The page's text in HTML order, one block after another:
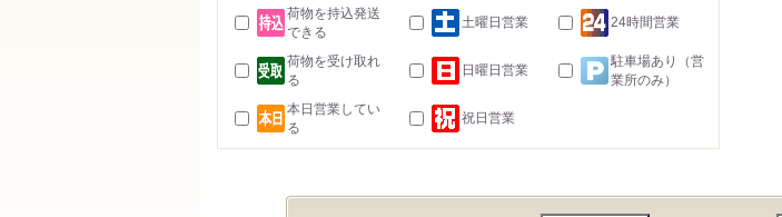
荷物を持込発送
できる
土曜日営業 24時間営業
荷物を受け取れ
る
日曜日営業
駐車場あり（営
業所のみ）
本日営業してい
る
祝日営業